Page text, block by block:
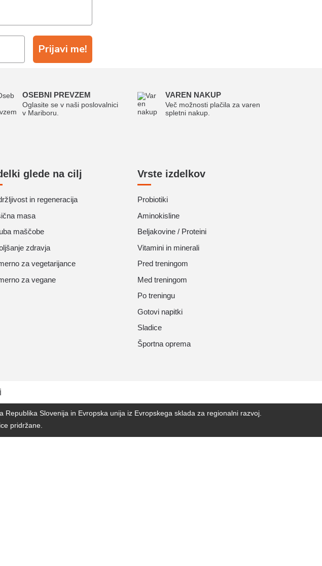
Prijavi me!
OSEBNI PREVZEM
Oglasite se v naši poslovalnici
v Mariboru.
VAREN NAKUP
Več možnosti plačila za varen
spletni nakup.
glede na cilj
in regeneracija
masa
maščobe
zdravja
za vegetarijance
za vegane
Vrste izdelkov
Probiotiki
Aminokisline
Beljakovine / Proteini
Vitamini in minerali
Pred treningom
Med treningom
Po treningu
Gotovi napitki
Sladice
Športna oprema
Republika Slovenija in Evropska unija iz Evropskega sklada za regionalni razvoj.
pridržane.